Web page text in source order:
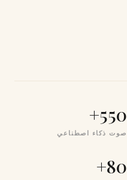
550+
صوت ذكاء اصطناعي
80+